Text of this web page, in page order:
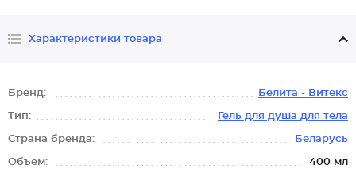
Характеристики товара
Бренд: Белита - Витекс
Тип: Гель для душа для тела
Страна бренда: Беларусь
Объем: 400 мл